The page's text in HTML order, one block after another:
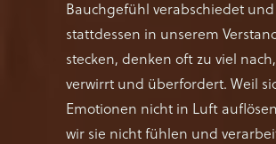
Bauchgefühl verabschiedet
stattdessen in unserem
stecken, denken oft zu viel
verwirrt und überfordert. Weil
Emotionen nicht in Luft
wir sie nicht fühlen und